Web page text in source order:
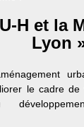
H et la
Lyon
le cadre